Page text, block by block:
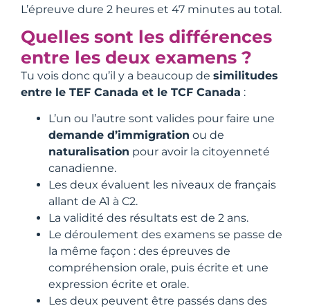
L’épreuve dure 2 heures et 47 minutes au total.
Quelles sont les différences
entre les deux examens ?
Tu vois donc qu’il y a beaucoup de similitudes
entre le TEF Canada et le TCF Canada :
L’un ou l’autre sont valides pour faire une
demande d’immigration ou de
naturalisation pour avoir la citoyenneté
canadienne.
Les deux évaluent les niveaux de français
allant de A1 à C2.
La validité des résultats est de 2 ans.
Le déroulement des examens se passe de
la même façon : des épreuves de
compréhension orale, puis écrite et une
expression écrite et orale.
Les deux peuvent être passés dans des